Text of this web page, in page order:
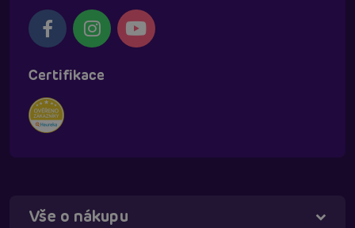
Certifikace
Vše o nákupuTáňa - virtuální asistentka